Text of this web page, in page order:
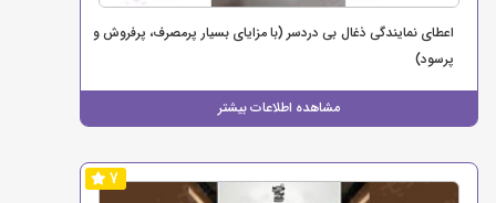
اعطای نمایندگی ذغال بی دردسر (با مزایای بسیار پرمصرف، پرفروش و
پرسود)
مشاهده اطلاعات بیشتر
7